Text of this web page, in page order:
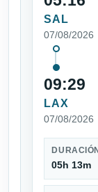
SAL
07/08/2026
09:29
LAX
07/08/2026
DURACIÓN
05h 13m